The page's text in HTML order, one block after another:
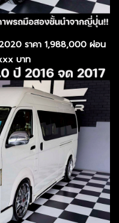
2020 ราคา 1,988,000 ผ่อน
บาท